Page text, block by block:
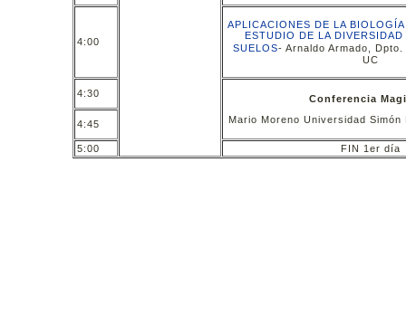
4:00
APLICACIONES DE LA
ESTUDIO DE LA
SUELOS- Arnaldo Armado,
UC
4:30
Conferencia
Mario Moreno Universidad
4:45
5:00 FIN 1er día